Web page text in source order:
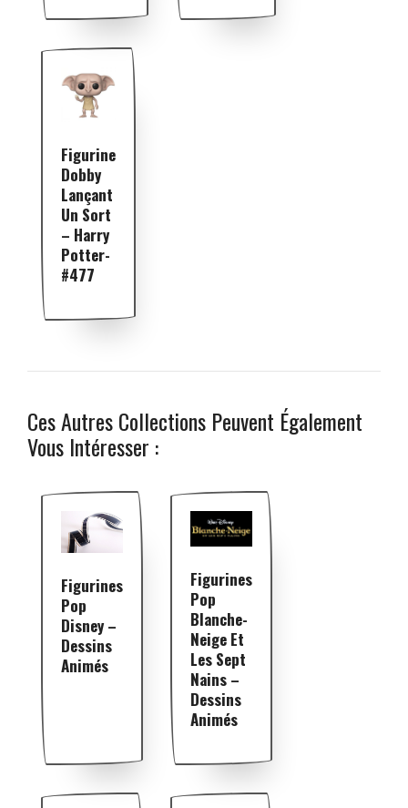
Figurine
Dobby
Lançant
Un Sort
– Harry
Potter-
#477
Ces Autres Collections Peuvent Également
Vous Intéresser :
Figurines
Pop
Disney –
Dessins
Animés
Figurines
Pop
Blanche-
Neige Et
Les Sept
Nains –
Dessins
Animés